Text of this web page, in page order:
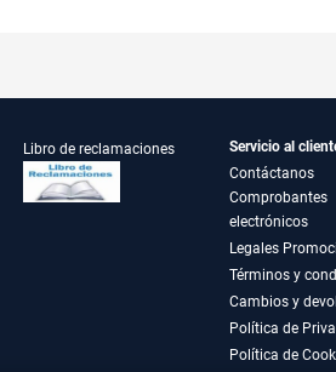
Libro de reclamaciones
Servicio al
Contáctanos
Comprobantes
electrónicos
Legales
Términos y
Cambios y
Política de
Política de